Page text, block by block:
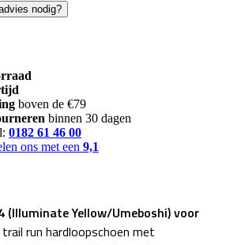
nodig?
boven de €79
binnen 30 dagen
0182 61 46 00
ons met een 9,1
(Illuminate Yellow/Umeboshi) voor
run hardloopschoen met